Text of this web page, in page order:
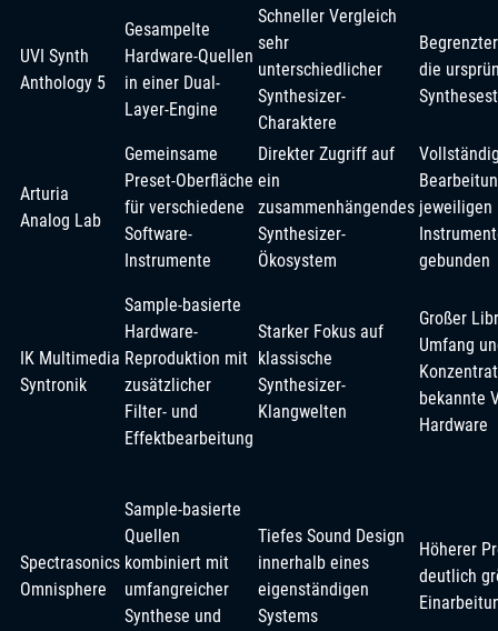
UVI Synth
Anthology 5
Gesampelte
Hardware-Quellen
in einer Dual-
Layer-Engine
Schneller Vergleich
sehr
unterschiedlicher
Synthesizer-
Charaktere
die
Arturia
Analog Lab
Gemeinsame
Preset-Oberfläche
für verschiedene
Software-
Instrumente
Direkter Zugriff auf
ein
zusammenhängendes
Synthesizer-
Ökosystem
jeweiligen
gebunden
IK Multimedia
Syntronik
Sample-basierte
Hardware-
Reproduktion mit
zusätzlicher
Filter- und
Effektbearbeitung
Starker Fokus auf
klassische
Synthesizer-
Klangwelten
Großer
Umfang
bekannte
Hardware
Spectrasonics
Omnisphere
Sample-basierte
Quellen
kombiniert mit
umfangreicher
Synthese und
Tiefes Sound Design
innerhalb eines
eigenständigen
Systems
Höherer
deutlich